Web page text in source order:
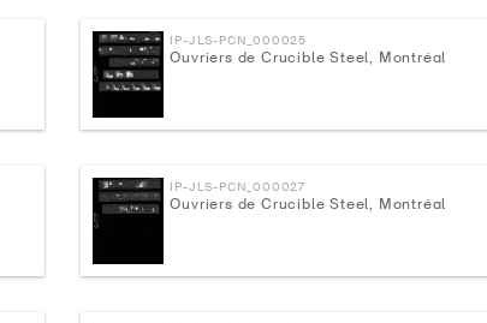
IP-JLS-PCN_000025
Ouvriers de Crucible Steel, Montréal
IP-JLS-PCN_000027
Ouvriers de Crucible Steel, Montréal